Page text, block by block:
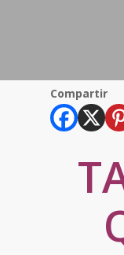
Compartir